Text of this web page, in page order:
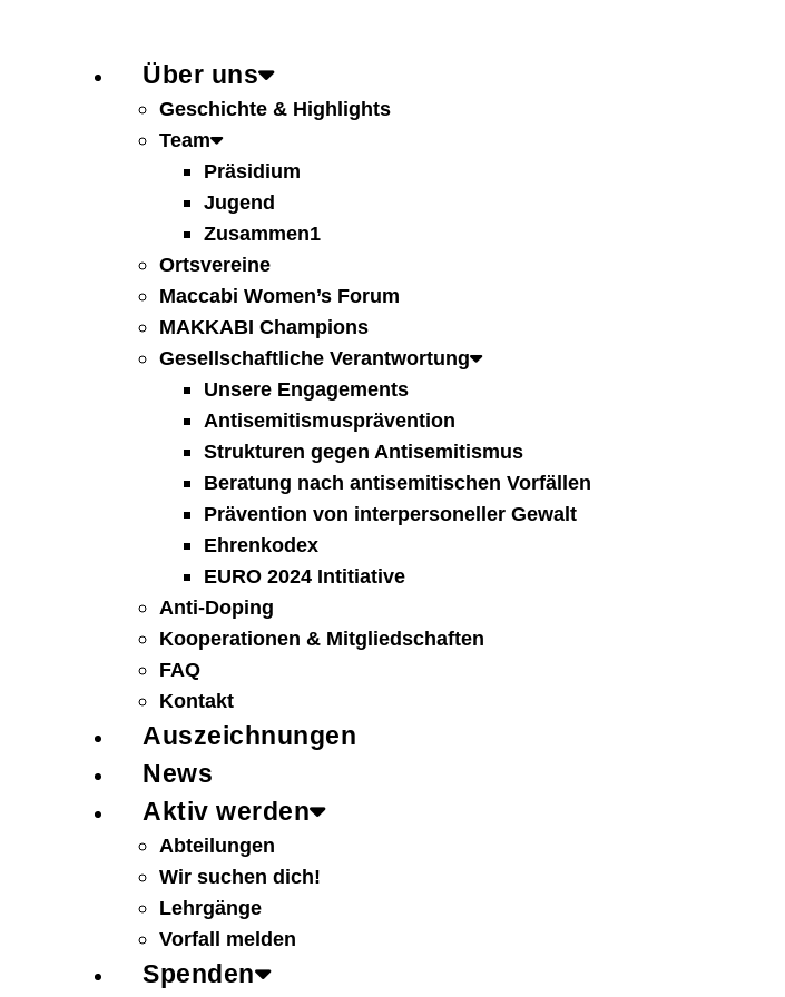
Über uns
Geschichte & Highlights
Team
Präsidium
Jugend
Zusammen1
Ortsvereine
Maccabi Women’s Forum
MAKKABI Champions
Gesellschaftliche Verantwortung
Unsere Engagements
Antisemitismusprävention
Strukturen gegen Antisemitismus
Beratung nach antisemitischen Vorfällen
Prävention von interpersoneller Gewalt
Ehrenkodex
EURO 2024 Intitiative
Anti-Doping
Kooperationen & Mitgliedschaften
FAQ
Kontakt
Auszeichnungen
News
Aktiv werden
Abteilungen
Wir suchen dich!
Lehrgänge
Vorfall melden
Spenden